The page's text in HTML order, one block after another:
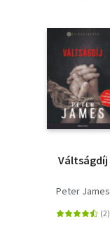
Váltságdíj
Peter James